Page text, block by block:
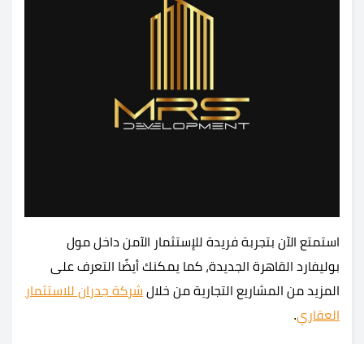
استمتع الآن بتجربة فريدة للإستثمار الآمن داخل مول
بوليفارد القاهرة الجديدة، كما يمكنك أيضًا التعرف على
المزيد من المشاريع التجارية من خلال شركة جدران للاستثمار
العقاري.